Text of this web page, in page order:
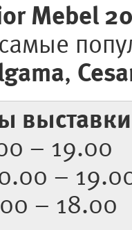
Mebel
,
выставки
– 19.00
–
– 18.00